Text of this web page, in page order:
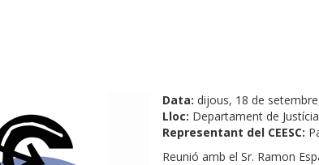
Data: dijous, 18 de
Lloc: Departament de
Representant del CEESC:
Reunió amb el Sr. Ramon